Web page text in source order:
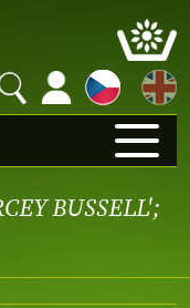
EN
BUSSELL';